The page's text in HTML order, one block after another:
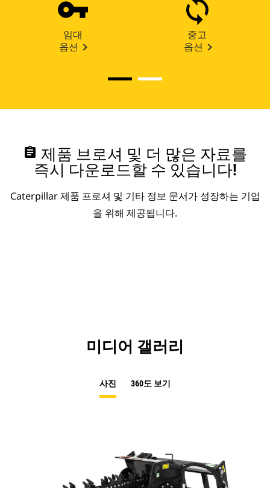
임대
옵션
중고
옵션
assignment 제품 브로셔 및 더 많은 자료를
즉시 다운로드할 수 있습니다!
Caterpillar 제품 프로셔 및 기타 정보 문서가 성장하는 기업
을 위해 제공됩니다.
미디어 갤러리
사진 360도 보기